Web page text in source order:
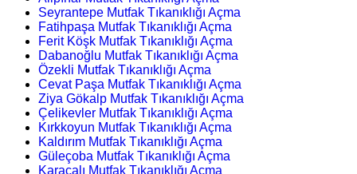
Seyrantepe Mutfak Tıkanıklığı Açma
Fatihpaşa Mutfak Tıkanıklığı Açma
Ferit Köşk Mutfak Tıkanıklığı Açma
Dabanoğlu Mutfak Tıkanıklığı Açma
Özekli Mutfak Tıkanıklığı Açma
Cevat Paşa Mutfak Tıkanıklığı Açma
Ziya Gökalp Mutfak Tıkanıklığı Açma
Çelikevler Mutfak Tıkanıklığı Açma
Kırkkoyun Mutfak Tıkanıklığı Açma
Kaldırım Mutfak Tıkanıklığı Açma
Güleçoba Mutfak Tıkanıklığı Açma
Karaçalı Mutfak Tıkanıklığı Açma